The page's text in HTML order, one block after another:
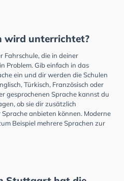
wird unterrichtet?
Fahrschule, die in deiner
Problem. Gib einfach in das
ein und dir werden die Schulen
Türkisch, Französisch oder
gesprochenen Sprache kannst du
ob sie dir zusätzlich
anbieten können. Moderne
Beispiel mehrere Sprachen zur